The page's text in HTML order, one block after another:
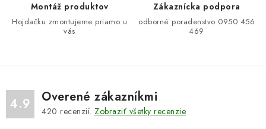
y
v
ý
p
Montáž produktov
Hojdačku zmontujeme priamo u
vás
Zákaznícka podpora
odborné poradenstvo 0950 456
469
4.9 Overené zákazníkmi
420 recenzií. Zobraziť všetky recenzie